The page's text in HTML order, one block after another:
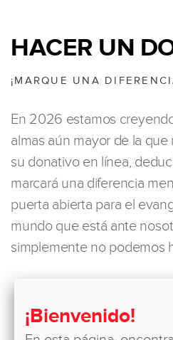
HACER UN
¡MARQUE UNA
En 2026 estamos
almas aún mayor de la
su donativo en línea,
marcará una diferencia
puerta abierta para el
mundo que está ante
simplemente no podemos
¡Bienvenido!